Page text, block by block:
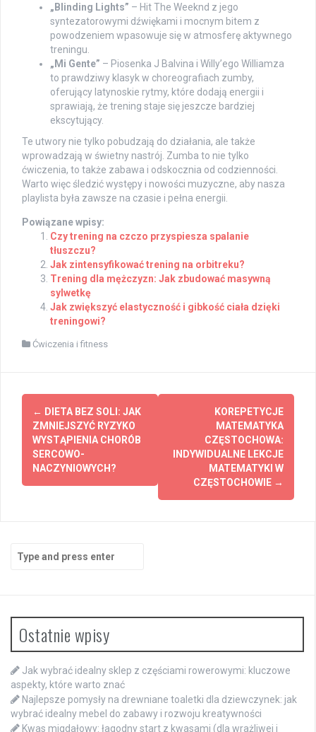
„Blinding Lights” – Hit The Weeknd z jego
syntezatorowymi dźwiękami i mocnym bitem z
powodzeniem wpasowuje się w atmosferę aktywnego
treningu.
„Mi Gente” – Piosenka J Balvina i Willy’ego Williamza
to prawdziwy klasyk w choreografiach zumby,
oferujący latynoskie rytmy, które dodają energii i
sprawiają, że trening staje się jeszcze bardziej
ekscytujący.
Te utwory nie tylko pobudzają do działania, ale także
wprowadzają w świetny nastrój. Zumba to nie tylko
ćwiczenia, to także zabawa i odskocznia od codzienności.
Warto więc śledzić występy i nowości muzyczne, aby nasza
playlista była zawsze na czasie i pełna energii.
Powiązane wpisy:
Czy trening na czczo przyspiesza spalanie
tłuszczu?
Jak zintensyfikować trening na orbitreku?
Trening dla mężczyzn: Jak zbudować masywną
sylwetkę
Jak zwiększyć elastyczność i gibkość ciała dzięki
treningowi?
Ćwiczenia i fitness
Post
navigation
← DIETA BEZ SOLI: JAK
ZMNIEJSZYĆ RYZYKO
WYSTĄPIENIA CHORÓB
SERCOWO-
NACZYNIOWYCH?
KOREPETYCJE
MATEMATYKA
CZĘSTOCHOWA:
INDYWIDUALNE LEKCJE
MATEMATYKI W
CZĘSTOCHOWIE →
for:
Ostatnie wpisy
Jak wybrać idealny sklep z częściami rowerowymi: kluczowe
aspekty, które warto znać
Najlepsze pomysły na drewniane toaletki dla dziewczynek: jak
wybrać idealny mebel do zabawy i rozwoju kreatywności
Kwas migdałowy: łagodny start z kwasami (dla wrażliwej i